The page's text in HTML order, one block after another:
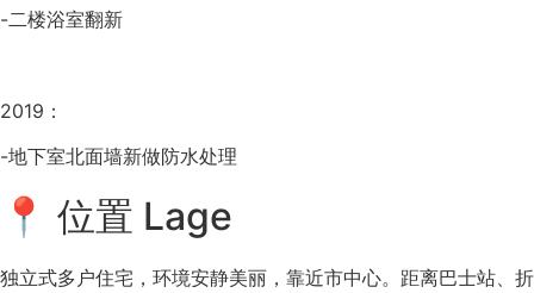
-二楼浴室翻新
2019：
-地下室北面墙新做防水处理
📍 位置 Lage
独立式多户住宅，环境安静美丽，靠近市中心。距离巴士站、折